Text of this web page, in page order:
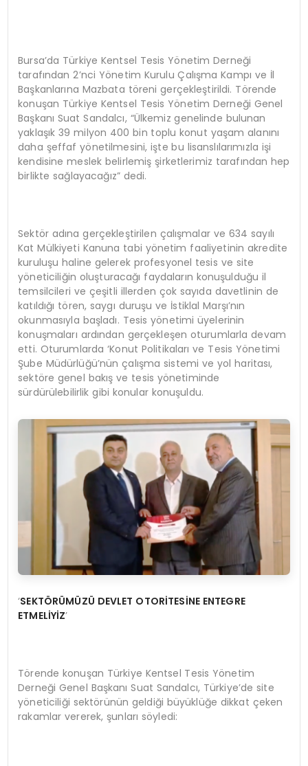
Bursa’da Türkiye Kentsel Tesis Yönetim Derneği
tarafından 2’nci Yönetim Kurulu Çalışma Kampı ve İl
Başkanlarına Mazbata töreni gerçekleştirildi. Törende
konuşan Türkiye Kentsel Tesis Yönetim Derneği Genel
Başkanı Suat Sandalcı, “Ülkemiz genelinde bulunan
yaklaşık 39 milyon 400 bin toplu konut yaşam alanını
daha şeffaf yönetilmesini, işte bu lisanslılarımızla işi
kendisine meslek belirlemiş şirketlerimiz tarafından hep
birlikte sağlayacağız” dedi.
Sektör adına gerçekleştirilen çalışmalar ve 634 sayılı
Kat Mülkiyeti Kanuna tabi yönetim faaliyetinin akredite
kuruluşu haline gelerek profesyonel tesis ve site
yöneticiliğin oluşturacağı faydaların konuşulduğu il
temsilcileri ve çeşitli illerden çok sayıda davetlinin de
katıldığı tören, saygı duruşu ve İstiklal Marşı’nın
okunmasıyla başladı. Tesis yönetimi üyelerinin
konuşmaları ardından gerçekleşen oturumlarla devam
etti. Oturumlarda ‘Konut Politikaları ve Tesis Yönetimi
Şube Müdürlüğü’nün çalışma sistemi ve yol haritası,
sektöre genel bakış ve tesis yönetiminde
sürdürülebilirlik gibi konular konuşuldu.
‘SEKTÖRÜMÜZÜ DEVLET OTORİTESİNE ENTEGRE
ETMELİYİZ’
Törende konuşan Türkiye Kentsel Tesis Yönetim
Derneği Genel Başkanı Suat Sandalcı, Türkiye’de site
yöneticiliği sektörünün geldiği büyüklüğe dikkat çeken
rakamlar vererek, şunları söyledi: